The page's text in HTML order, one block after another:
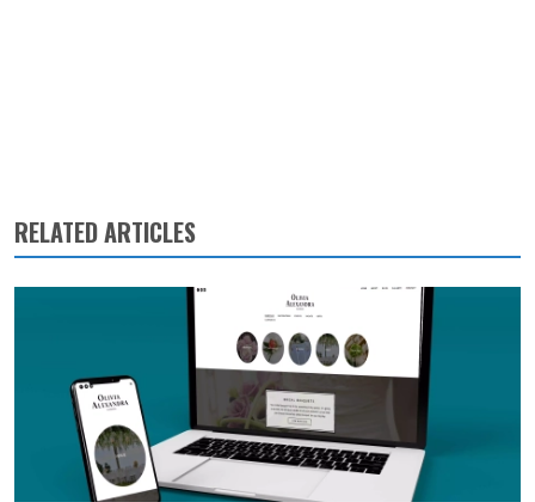
RELATED ARTICLES